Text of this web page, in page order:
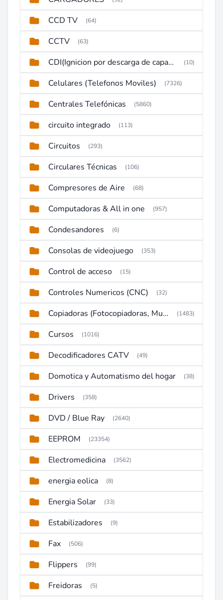
CCD TV (64)
CCTV (63)
CDI(Ignicion por descarga de capacitor) (10)
Celulares (Telefonos Moviles) (7326)
Centrales Telefónicas (5860)
circuito integrado (113)
Circuitos (293)
Circulares Técnicas (106)
Compresores de Aire (68)
Computadoras & All in one (957)
Condesandores (6)
Consolas de videojuego (353)
Control de acceso (15)
Controles Numericos (CNC) (32)
Copiadoras (Fotocopiadoras, Multifunctions, Ploter, etc) (1483)
Cursos (1016)
Decodificadores CATV (49)
Domotica y Automatismo del hogar (38)
Drivers (358)
DVD / Blue Ray (2640)
EEPROM (23354)
Electromedicina (3562)
energia eolica (8)
Energia Solar (33)
Estabilizadores (9)
Fax (506)
Flippers (99)
Freidoras (5)